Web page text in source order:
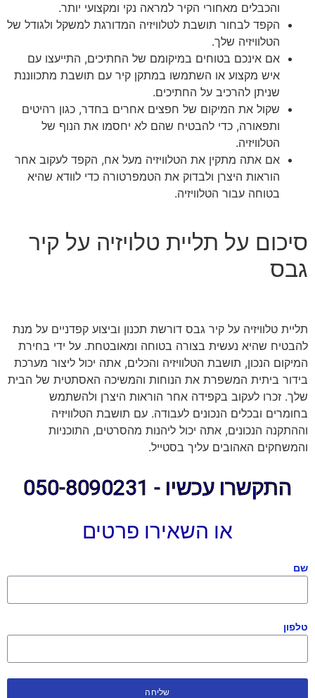
והכבלים מאחורי הקיר למראה נקי ומקצועי יותר.
הקפד לבחור תושבת לטלוויזיה המדורגת למשקל ולגודל של
הטלוויזיה שלך.
אם אינכם בטוחים במיקומם של החתיכים, התייעצו עם
איש מקצוע או השתמשו במתקן קיר עם תושבת מתכווננת
שניתן להרכיב על החתיכים.
שקול את המיקום של חפצים אחרים בחדר, כגון רהיטים
ותפאורה, כדי להבטיח שהם לא יחסמו את הנוף של
הטלוויזיה.
אם אתה מתקין את הטלוויזיה מעל אח, הקפד לעקוב אחר
הוראות היצרן ולבדוק את הטמפרטורה כדי לוודא שהיא
בטוחה עבור הטלוויזיה.
סיכום על תליית טלויזיה על קיר
גבס
תליית טלוויזיה על קיר גבס דורשת תכנון וביצוע קפדניים על מנת
להבטיח שהיא נעשית בצורה בטוחה ומאובטחת. על ידי בחירת
המיקום הנכון, תושבת הטלוויזיה והכלים, אתה יכול ליצור מערכת
בידור ביתית המשפרת את הנוחות והמשיכה האסתטית של הבית
שלך. זכרו לעקוב בקפידה אחר הוראות היצרן ולהשתמש
בחומרים ובכלים הנכונים לעבודה. עם תושבת הטלוויזיה
וההתקנה הנכונים, אתה יכול ליהנות מהסרטים, התוכניות
והמשחקים האהובים עליך בסטייל.
התקשרו עכשיו - 050-8090231
או השאירו פרטים
שם
טלפון
שליחה